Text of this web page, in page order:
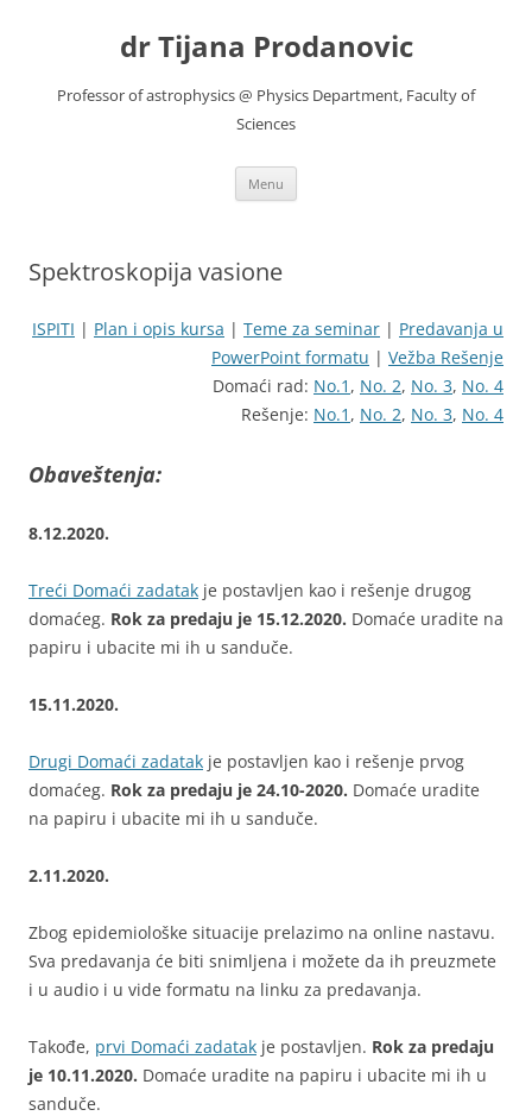
dr Tijana Prodanovic
Professor of astrophysics @ Physics Department, Faculty of
Sciences
Menu
Spektroskopija vasione
ISPITI | Plan i opis kursa | Teme za seminar | Predavanja u
PowerPoint formatu | Vežba Rešenje
Domaći rad: No.1 , No. 2, No. 3, No. 4
Rešenje: No.1 , No. 2, No. 3, No. 4
Obaveštenja:
8.12.2020.
Treći Domaći zadatak je postavljen kao i rešenje drugog
domaćeg. Rok za predaju je 15.12.2020. Domaće uradite na
papiru i ubacite mi ih u sanduče.
15.11.2020.
Drugi Domaći zadatak je postavljen kao i rešenje prvog
domaćeg. Rok za predaju je 24.10-2020. Domaće uradite
na papiru i ubacite mi ih u sanduče.
2.11.2020.
Zbog epidemiološke situacije prelazimo na online nastavu.
Sva predavanja će biti snimljena i možete da ih preuzmete
i u audio i u vide formatu na linku za predavanja.
Takođe, prvi Domaći zadatak je postavljen. Rok za predaju
je 10.11.2020. Domaće uradite na papiru i ubacite mi ih u
sanduče.